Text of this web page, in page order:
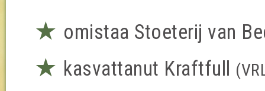
★ omistaa Stoeterij van
★ kasvattanut Kraftfull